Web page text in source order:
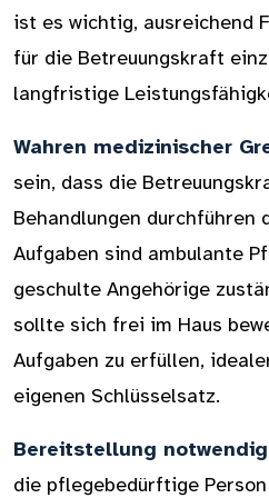
ist es wichtig, ausreichend
für die Betreuungskraft
langfristige
Wahren medizinischer
sein, dass die
Behandlungen durchführen
Aufgaben sind ambulante
geschulte Angehörige
sollte sich frei im Haus
Aufgaben zu erfüllen,
eigenen Schlüsselsatz.
Bereitstellung
die pflegebedürftige